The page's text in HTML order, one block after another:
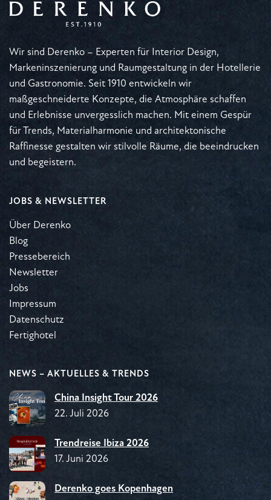
Wir sind Derenko – Experten für Interior Design,
Markeninszenierung und Raumgestaltung in der Hotellerie
und Gastronomie. Seit 1910 entwickeln wir
maßgeschneiderte Konzepte, die Atmosphäre schaffen
und Erlebnisse unvergesslich machen. Mit einem Gespür
für Trends, Materialharmonie und architektonische
Raffinesse gestalten wir stilvolle Räume, die beeindrucken
und begeistern.
JOBS & NEWSLETTER
Über Derenko
Blog
Pressebereich
Newsletter
Jobs
Impressum
Datenschutz
Fertighotel
NEWS – AKTUELLES & TRENDS
China Insight Tour 2026
22. Juli 2026
Trendreise Ibiza 2026
17. Juni 2026
Derenko goes Kopenhagen